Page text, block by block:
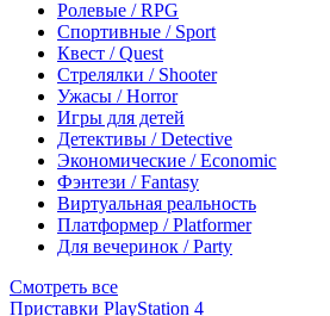
Ролевые / RPG
Спортивные / Sport
Квест / Quest
Стрелялки / Shooter
Ужасы / Horror
Игры для детей
Детективы / Detective
Экономические / Economic
Фэнтези / Fantasy
Виртуальная реальность
Платформер / Platformer
Для вечеринок / Party
Смотреть все
Приставки PlayStation 4